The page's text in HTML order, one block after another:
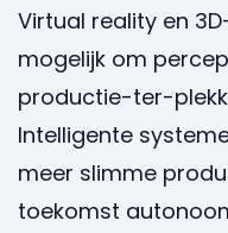
Virtual reality en
mogelijk om
productie-ter-
Intelligente
meer slimme
toekomst